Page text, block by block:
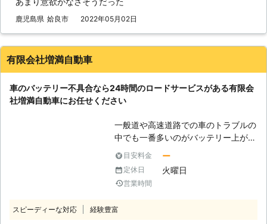
ライフを応援しています。 ●24時間
対応！車のバッテリーが上がったら当
どこに頼ればいいかわからない！」と
いうときには、まずは当店にお問い合
起きた車にはエンジンをかけるお手伝
いをします。エンジンさえ始動すれば
バッテリーは充電されていきますの
で、ご安心ください。 ●JAF指定工場
です！車検も受けられる認証工場だか
す。JAF隊員と同等の高い技術でロー
鹿児島県 姶良市 2022年05月02日
有限会社増満自動車
車のバッテリー不具合なら24時間のロードサービスがある有限会
社増満自動車にお任せください
一般道や高速道路での車のトラブルの
中でも一番多いのがバッテリー上がり
です。 車のバッテリーが上がってし
まった場合、その車に合った電力を供
給してバッテリーを充電する必要があ
ります。 自分でバッテリー充電をす
ミスしてしまいがちですので、安心安
目安料金 ー
定休日 火曜日
営業時間
スピーディーな対応 経験豊富